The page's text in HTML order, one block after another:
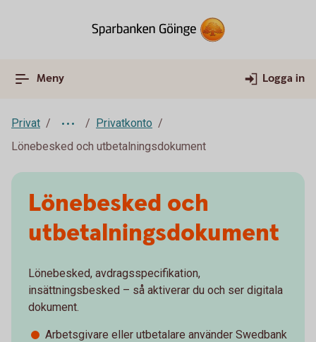
Meny Logga in
Privat
Privatkonto
Lönebesked och utbetalningsdokument
Lönebesked och
utbetalnings­dokument
Lönebesked, avdragsspecifikation,
insättningsbesked – så aktiverar du och ser digitala
dokument.
Arbetsgivare eller utbetalare använder Swedbank